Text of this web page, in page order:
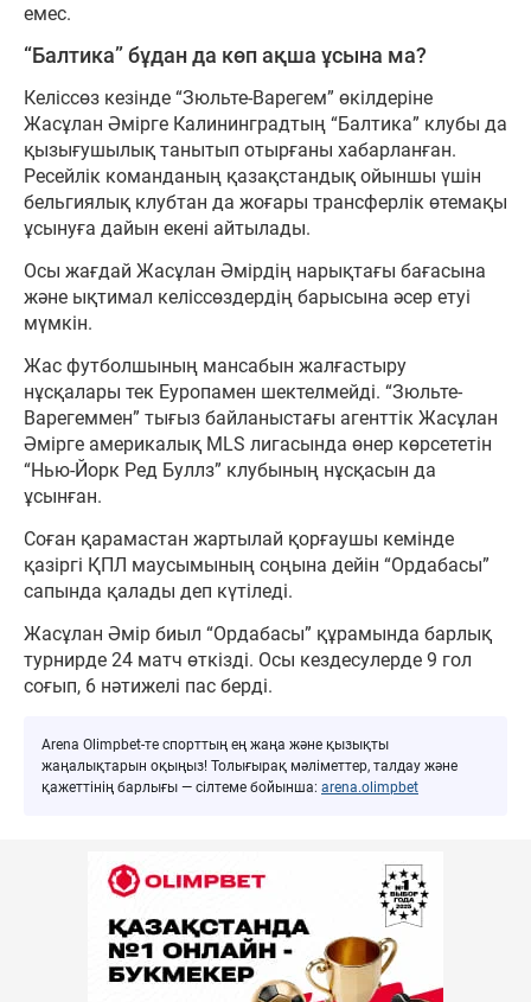
емес.
“Балтика” бұдан да көп ақша ұсына ма?
Келіссөз кезінде “Зюльте-Варегем” өкілдеріне
Жасұлан Әмірге Калининградтың “Балтика” клубы да
қызығушылық танытып отырғаны хабарланған.
Ресейлік команданың қазақстандық ойыншы үшін
бельгиялық клубтан да жоғары трансферлік өтемақы
ұсынуға дайын екені айтылады.
Осы жағдай Жасұлан Әмірдің нарықтағы бағасына
және ықтимал келіссөздердің барысына әсер етуі
мүмкін.
Жас футболшының мансабын жалғастыру
нұсқалары тек Еуропамен шектелмейді. “Зюльте-
Варегеммен” тығыз байланыстағы агенттік Жасұлан
Әмірге америкалық MLS лигасында өнер көрсететін
“Нью-Йорк Ред Буллз” клубының нұсқасын да
ұсынған.
Соған қарамастан жартылай қорғаушы кемінде
қазіргі ҚПЛ маусымының соңына дейін “Ордабасы”
сапында қалады деп күтіледі.
Жасұлан Әмір биыл “Ордабасы” құрамында барлық
турнирде 24 матч өткізді. Осы кездесулерде 9 гол
соғып, 6 нәтижелі пас берді.
Arena Olimpbet-те спорттың ең жаңа және қызықты
жаңалықтарын оқыңыз! Толығырақ мәліметтер, талдау және
қажеттінің барлығы — сілтеме бойынша: arena.olimpbet